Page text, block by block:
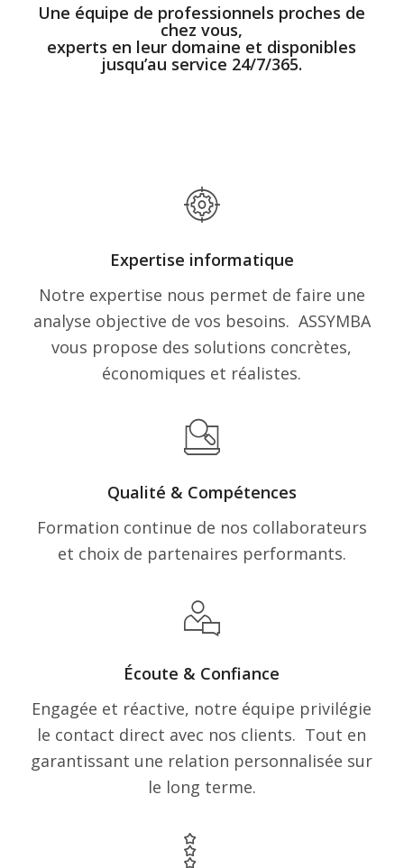
Une équipe de professionnels proches de
chez vous,
experts en leur domaine et disponibles
jusqu’au service 24/7/365.
Expertise informatique
Notre expertise nous permet de faire une
analyse objective de vos besoins. ASSYMBA
vous propose des solutions concrètes,
économiques et réalistes.
Qualité & Compétences
Formation continue de nos collaborateurs
et choix de partenaires performants.
Écoute & Confiance
Engagée et réactive, notre équipe privilégie
le contact direct avec nos clients. Tout en
garantissant une relation personnalisée sur
le long terme.